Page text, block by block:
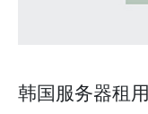
韩国服务器租用